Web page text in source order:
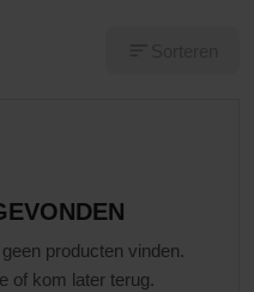
producten vinden.
of kom later terug.